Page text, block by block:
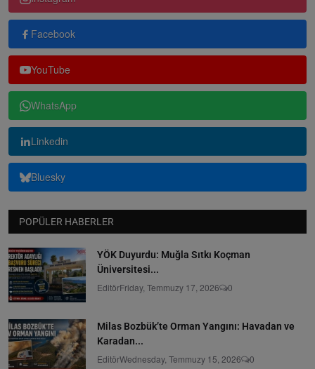
Facebook
YouTube
WhatsApp
Linkedin
Bluesky
POPÜLER HABERLER
YÖK Duyurdu: Muğla Sıtkı Koçman
Üniversitesi...
EditörFriday, Temmuzy 17, 2026 0
Milas Bozbük’te Orman Yangını: Havadan ve
Karadan...
EditörWednesday, Temmuzy 15, 2026 0